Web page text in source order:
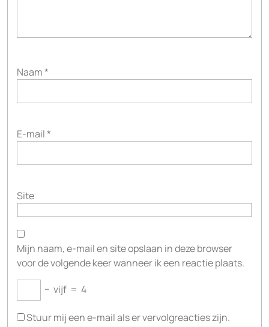
Naam*
E-mail*
Site
Mijn naam, e-mail en site opslaan in deze browser
voor de volgende keer wanneer ik een reactie plaats.
− vijf = 4
Stuur mij een e-mail als er vervolgreacties zijn.